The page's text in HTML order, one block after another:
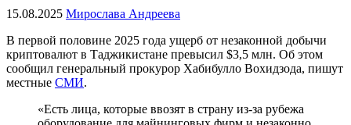
15.08.2025 Мирослава Андреева
В первой половине 2025 года ущерб от незаконной добычи
криптовалют в Таджикистане превысил $3,5 млн. Об этом
сообщил генеральный прокурор Хабибулло Вохидзода, пишут
местные СМИ.
«Есть лица, которые ввозят в страну из-за рубежа